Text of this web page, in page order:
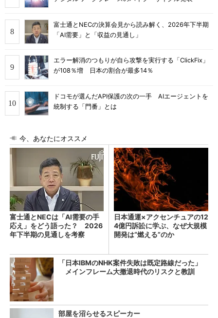
富士通とNECの決算会見から読み解く、2026年下半期
「AI需要」と「収益の見通し」
エラー解消のつもりが自ら攻撃を実行する「ClickFix」
が108％増 日本の割合が最多14％
ドコモが選んだAPI保護の次の一手 AIエージェントを
統制する「門番」とは
今、あなたにオススメ
富士通とNECは「AI需要の手
応え」をどう語った？ 2026
年下半期の見通しを考察
日本通運×アクセンチュアの12
4億円訴訟に学ぶ、なぜ大規模
開発は“燃える”のか
「日本IBMのNHK案件失敗は既定路線だった」
メインフレーム大撤退時代のリスクと教訓
部屋を沼らせるスピーカー